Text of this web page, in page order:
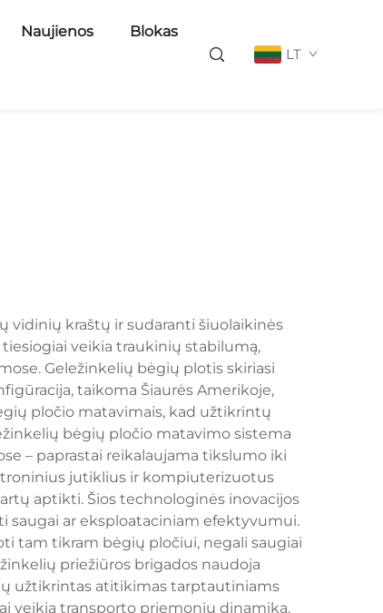
Naujienos Blokas
LT
vidinių kraštų ir sudaranti šiuolaikinės
veikia traukinių stabilumą,
Geležinkelių bėgių plotis skiriasi
taikoma Šiaurės Amerikoje,
pločio matavimais, kad užtikrintų
bėgių pločio matavimo sistema
– paprastai reikalaujama tikslumo iki
jutiklius ir kompiuterizuotus
aptikti. Šios technologinės inovacijos
saugai ar eksploataciniam efektyvumui.
tam tikram bėgių pločiui, negali saugiai
priežiūros brigados naudoja
užtikrintas atitikimas tarptautiniams
veikia transporto priemonių dinamiką,